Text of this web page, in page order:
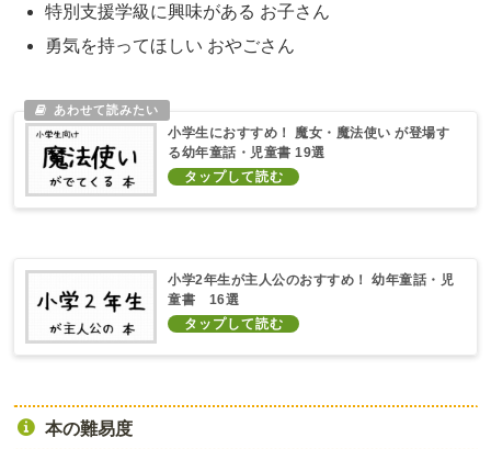
特別支援学級に興味がある お子さん
勇気を持ってほしい おやごさん
小学生におすすめ！ 魔女・魔法使い が登場す
る幼年童話・児童書 19選
小学2年生が主人公のおすすめ！ 幼年童話・児
童書 16選
本の難易度